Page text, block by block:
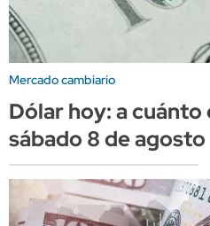
Mercado cambiario
Dólar hoy: a
sábado 8 de agosto